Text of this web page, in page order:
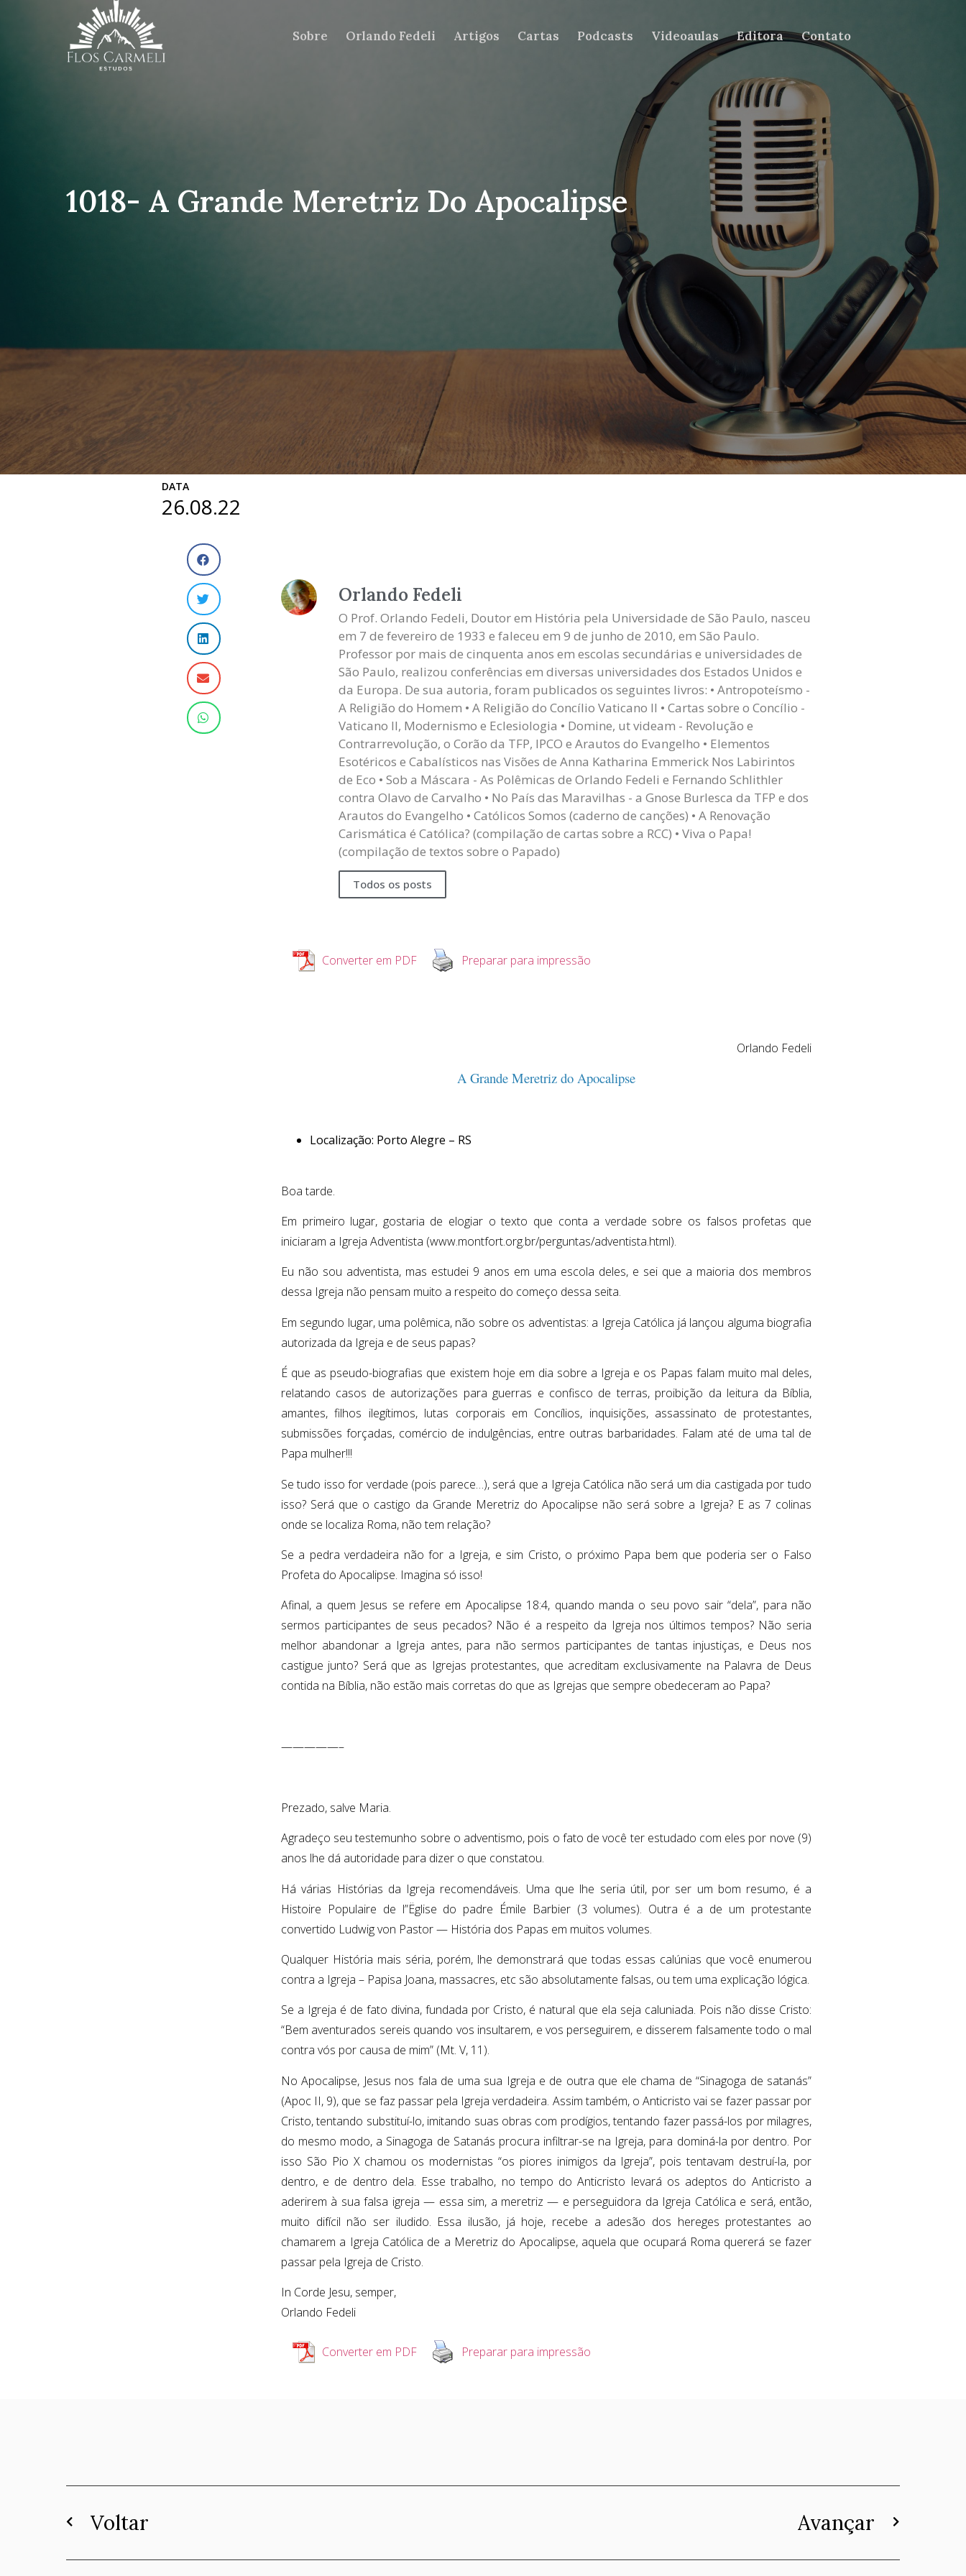
Sobre Orlando Fedeli Artigos Cartas Podcasts Videoaulas Editora Contato
1018- A Grande Meretriz Do Apocalipse
DATA
26.08.22
Orlando Fedeli
O Prof. Orlando Fedeli, Doutor em História pela Universidade de São Paulo, nasceu
em 7 de fevereiro de 1933 e faleceu em 9 de junho de 2010, em São Paulo.
Professor por mais de cinquenta anos em escolas secundárias e universidades de
São Paulo, realizou conferências em diversas universidades dos Estados Unidos e
da Europa. De sua autoria, foram publicados os seguintes livros: • Antropoteísmo -
A Religião do Homem • A Religião do Concílio Vaticano II • Cartas sobre o Concílio -
Vaticano II, Modernismo e Eclesiologia • Domine, ut videam - Revolução e
Contrarrevolução, o Corão da TFP, IPCO e Arautos do Evangelho • Elementos
Esotéricos e Cabalísticos nas Visões de Anna Katharina Emmerick Nos Labirintos
de Eco • Sob a Máscara - As Polêmicas de Orlando Fedeli e Fernando Schlithler
contra Olavo de Carvalho • No País das Maravilhas - a Gnose Burlesca da TFP e dos
Arautos do Evangelho • Católicos Somos (caderno de canções) • A Renovação
Carismática é Católica? (compilação de cartas sobre a RCC) • Viva o Papa!
(compilação de textos sobre o Papado)
Todos os posts
Converter em PDF Preparar para impressão
Orlando Fedeli
A Grande Meretriz do Apocalipse
Localização: Porto Alegre – RS
Boa tarde.
Em primeiro lugar, gostaria de elogiar o texto que conta a verdade sobre os falsos profetas que
iniciaram a Igreja Adventista (www.montfort.org.br/perguntas/adventista.html).
Eu não sou adventista, mas estudei 9 anos em uma escola deles, e sei que a maioria dos membros
dessa Igreja não pensam muito a respeito do começo dessa seita.
Em segundo lugar, uma polêmica, não sobre os adventistas: a Igreja Católica já lançou alguma biografia
autorizada da Igreja e de seus papas?
É que as pseudo-biografias que existem hoje em dia sobre a Igreja e os Papas falam muito mal deles,
relatando casos de autorizações para guerras e confisco de terras, proibição da leitura da Bíblia,
amantes, filhos ilegítimos, lutas corporais em Concílios, inquisições, assassinato de protestantes,
submissões forçadas, comércio de indulgências, entre outras barbaridades. Falam até de uma tal de
Papa mulher!!!
Se tudo isso for verdade (pois parece…), será que a Igreja Católica não será um dia castigada por tudo
isso? Será que o castigo da Grande Meretriz do Apocalipse não será sobre a Igreja? E as 7 colinas
onde se localiza Roma, não tem relação?
Se a pedra verdadeira não for a Igreja, e sim Cristo, o próximo Papa bem que poderia ser o Falso
Profeta do Apocalipse. Imagina só isso!
Afinal, a quem Jesus se refere em Apocalipse 18:4, quando manda o seu povo sair “dela”, para não
sermos participantes de seus pecados? Não é a respeito da Igreja nos últimos tempos? Não seria
melhor abandonar a Igreja antes, para não sermos participantes de tantas injustiças, e Deus nos
castigue junto? Será que as Igrejas protestantes, que acreditam exclusivamente na Palavra de Deus
contida na Bíblia, não estão mais corretas do que as Igrejas que sempre obedeceram ao Papa?
—————–
Prezado, salve Maria.
Agradeço seu testemunho sobre o adventismo, pois o fato de você ter estudado com eles por nove (9)
anos lhe dá autoridade para dizer o que constatou.
Há várias Histórias da Igreja recomendáveis. Uma que lhe seria útil, por ser um bom resumo, é a
Histoire Populaire de l”Ëglise do padre Émile Barbier (3 volumes). Outra é a de um protestante
convertido Ludwig von Pastor — História dos Papas em muitos volumes.
Qualquer História mais séria, porém, lhe demonstrará que todas essas calúnias que você enumerou
contra a Igreja – Papisa Joana, massacres, etc são absolutamente falsas, ou tem uma explicação lógica.
Se a Igreja é de fato divina, fundada por Cristo, é natural que ela seja caluniada. Pois não disse Cristo:
“Bem aventurados sereis quando vos insultarem, e vos perseguirem, e disserem falsamente todo o mal
contra vós por causa de mim” (Mt. V, 11).
No Apocalipse, Jesus nos fala de uma sua Igreja e de outra que ele chama de “Sinagoga de satanás”
(Apoc II, 9), que se faz passar pela Igreja verdadeira. Assim também, o Anticristo vai se fazer passar por
Cristo, tentando substituí-lo, imitando suas obras com prodígios, tentando fazer passá-los por milagres,
do mesmo modo, a Sinagoga de Satanás procura infiltrar-se na Igreja, para dominá-la por dentro. Por
isso São Pio X chamou os modernistas “os piores inimigos da Igreja”, pois tentavam destruí-la, por
dentro, e de dentro dela. Esse trabalho, no tempo do Anticristo levará os adeptos do Anticristo a
aderirem à sua falsa igreja — essa sim, a meretriz — e perseguidora da Igreja Católica e será, então,
muito difícil não ser iludido. Essa ilusão, já hoje, recebe a adesão dos hereges protestantes ao
chamarem a Igreja Católica de a Meretriz do Apocalipse, aquela que ocupará Roma quererá se fazer
passar pela Igreja de Cristo.
In Corde Jesu, semper,
Orlando Fedeli
Converter em PDF Preparar para impressão
Voltar Avançar